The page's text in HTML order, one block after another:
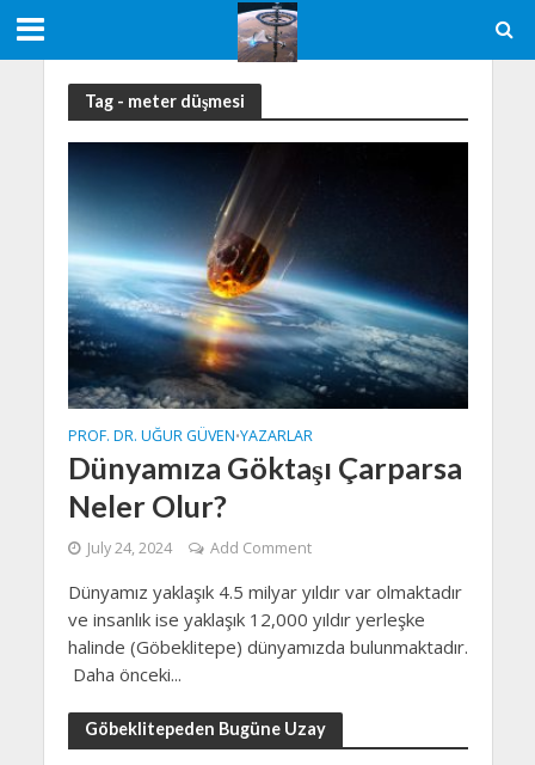
Tag - meter düşmesi
PROF. DR. UĞUR GÜVEN•YAZARLAR
Dünyamıza Göktaşı Çarparsa
Neler Olur?
July 24, 2024 Add Comment
Dünyamız yaklaşık 4.5 milyar yıldır var olmaktadır
ve insanlık ise yaklaşık 12,000 yıldır yerleşke
halinde (Göbeklitepe) dünyamızda bulunmaktadır.
Daha önceki...
Göbeklitepeden Bugüne Uzay